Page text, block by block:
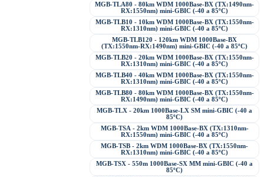
MGB-TLA80 - 80km WDM 1000Base-BX (TX:1490nm-
RX:1550nm) mini-GBIC (-40 a 85ºC)
MGB-TLB10 - 10km WDM 1000Base-BX (TX:1550nm-
RX:1310nm) mini-GBIC (-40 a 85ºC)
MGB-TLB120 - 120km WDM 1000Base-BX
(TX:1550nm-RX:1490nm) mini-GBIC (-40 a 85ºC)
MGB-TLB20 - 20km WDM 1000Base-BX (TX:1550nm-
RX:1310nm) mini-GBIC (-40 a 85ºC)
MGB-TLB40 - 40km WDM 1000Base-BX (TX:1550nm-
RX:1310nm) mini-GBIC (-40 a 85ºC)
MGB-TLB80 - 80km WDM 1000Base-BX (TX:1550nm-
RX:1490nm) mini-GBIC (-40 a 85ºC)
MGB-TLX - 20km 1000Base-LX SM mini-GBIC (-40 a
85ºC)
MGB-TSA - 2km WDM 1000Base-BX (TX:1310nm-
RX:1550nm) mini-GBIC (-40 a 85ºC)
MGB-TSB - 2km WDM 1000Base-BX (TX:1550nm-
RX:1310nm) mini-GBIC (-40 a 85ºC)
MGB-TSX - 550m 1000Base-SX MM mini-GBIC (-40 a
85ºC)